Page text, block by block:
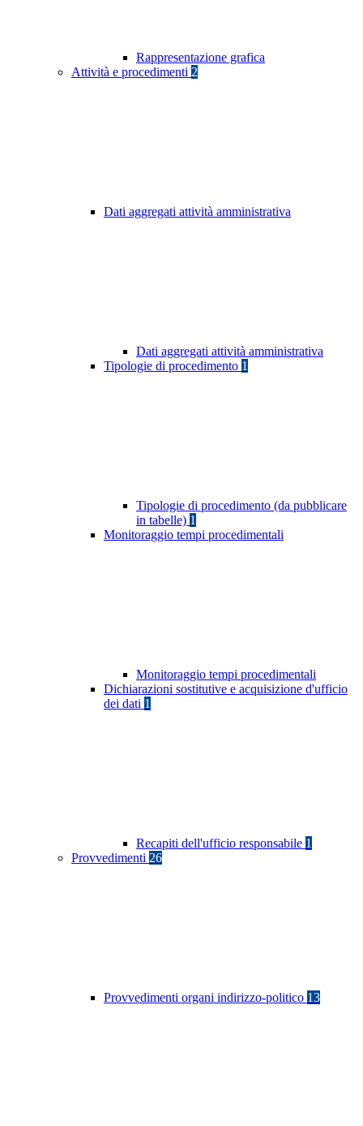
Rappresentazione grafica
Attività e procedimenti 2
Dati aggregati attività amministrativa
Dati aggregati attività amministrativa
Tipologie di procedimento 1
Tipologie di procedimento (da pubblicare
in tabelle) 1
Monitoraggio tempi procedimentali
Monitoraggio tempi procedimentali
Dichiarazioni sostitutive e acquisizione d'ufficio
dei dati 1
Recapiti dell'ufficio responsabile 1
Provvedimenti 26
Provvedimenti organi indirizzo-politico 13